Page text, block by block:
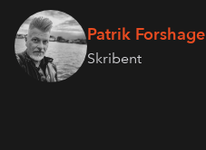
Patrik Forshage
Skribent